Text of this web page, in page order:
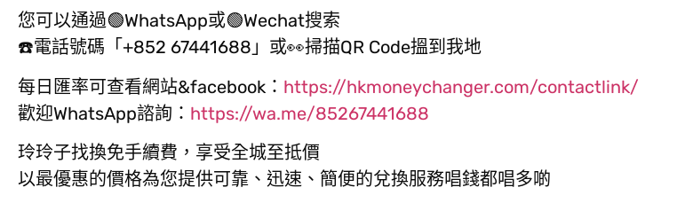
您可以通過🟢WhatsApp或🟢Wechat搜索
☎️電話號碼「+852 67441688」或👀掃描QR Code搵到我地
每日匯率可查看網站&facebook： https://hkmoneychanger.com/contactlink/
歡迎WhatsApp諮詢： https://wa.me/85267441688
玲玲子找換免手續費，享受全城至抵價
以最優惠的價格為您提供可靠、迅速、簡便的兌換服務唱錢都唱多啲